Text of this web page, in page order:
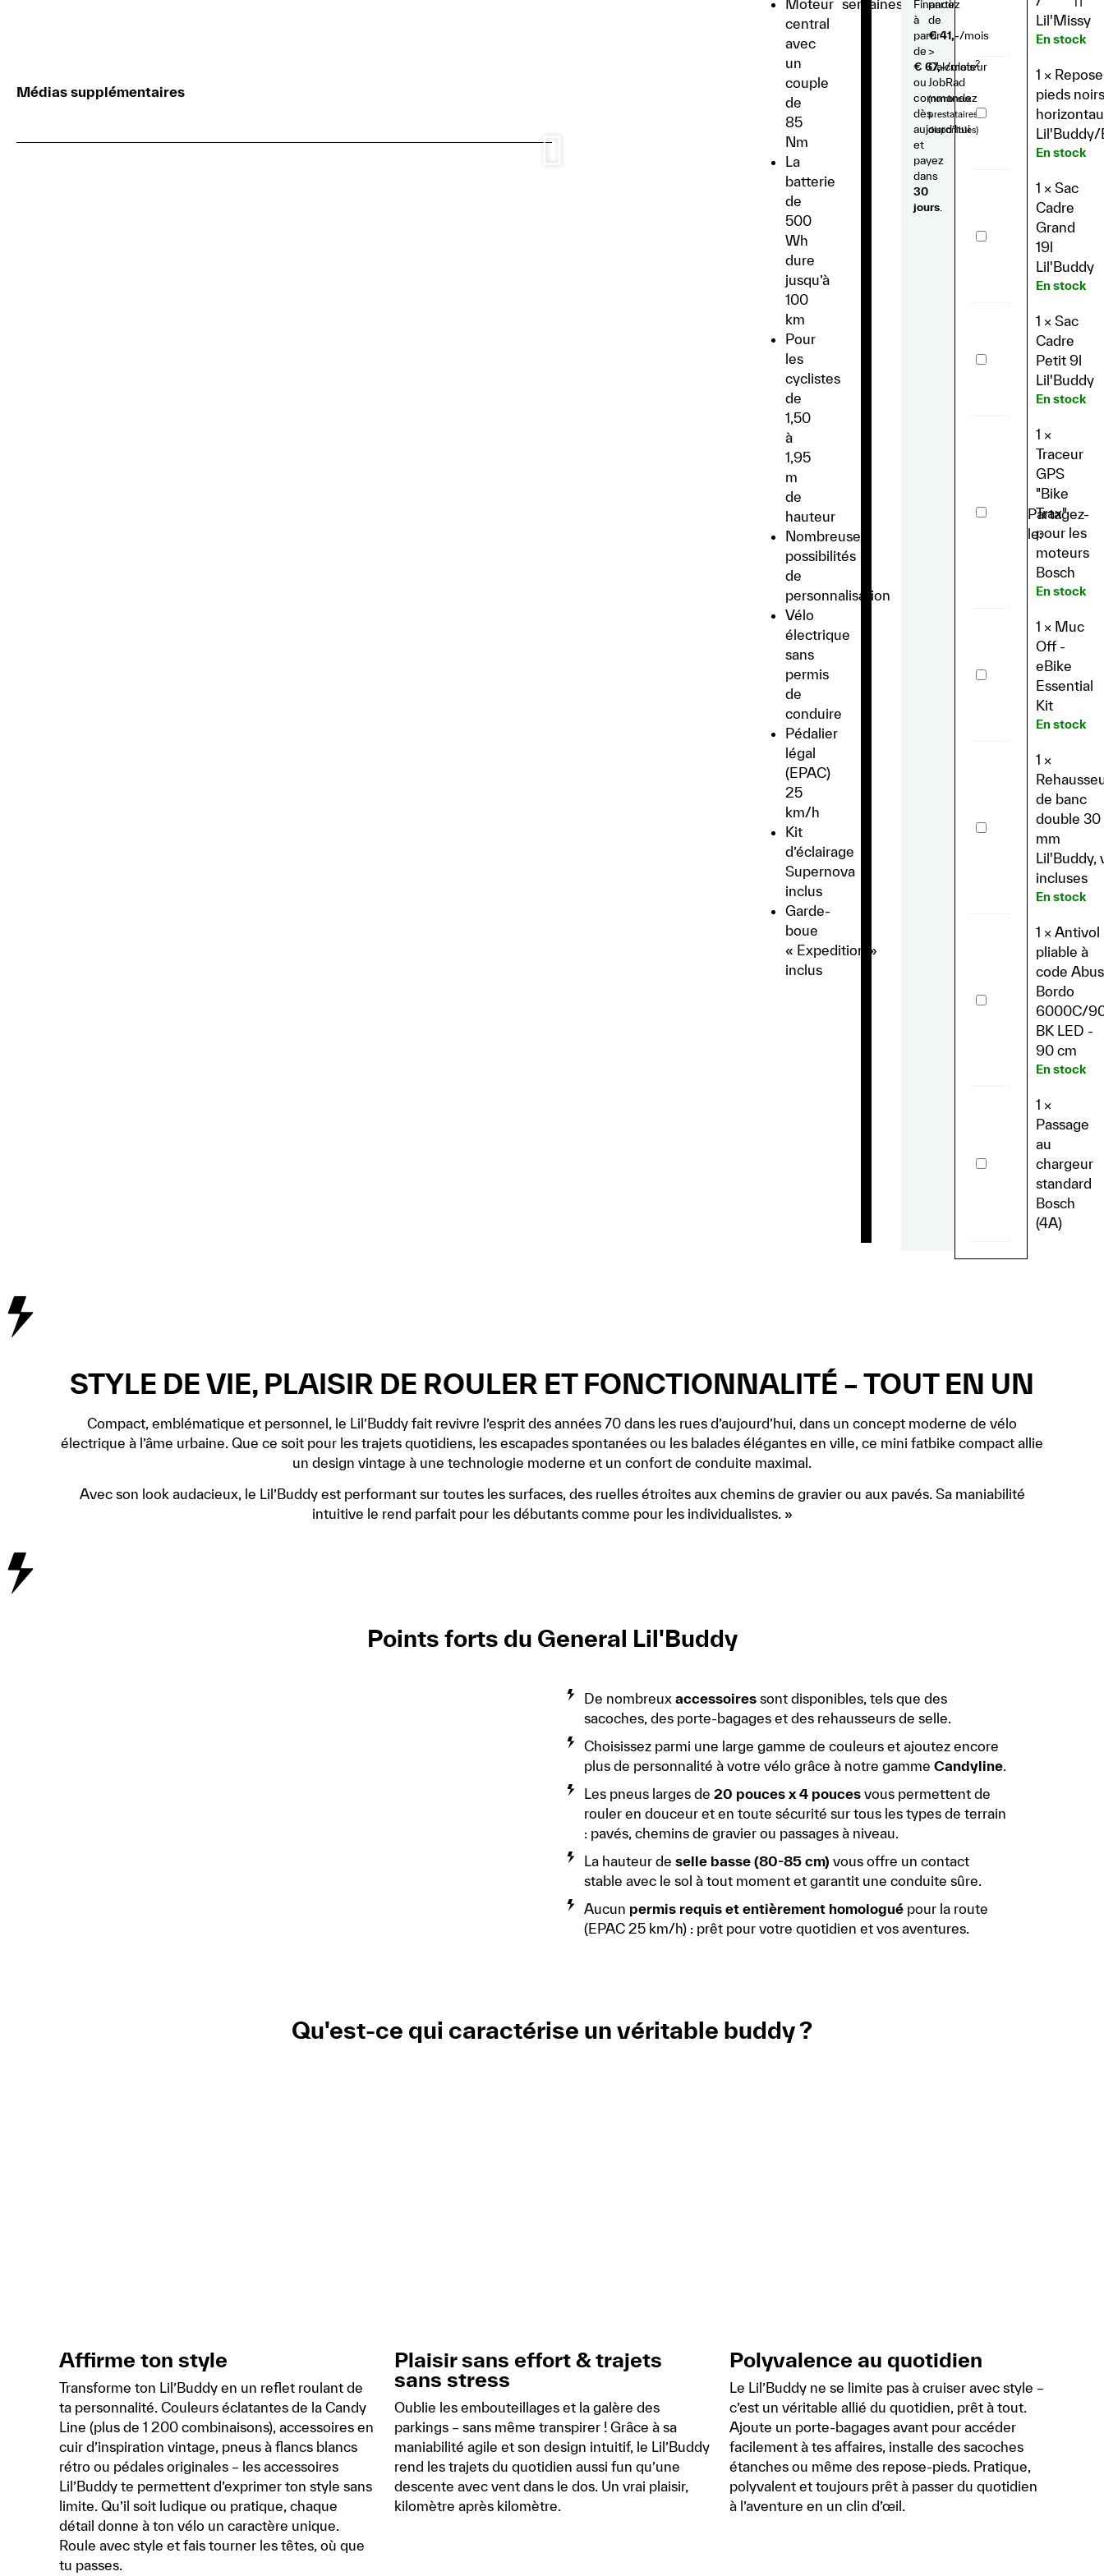
Médias supplémentaires
Moteur
central
avec
un
couple
de
85
Nm
La
batterie
de
500
Wh
dure
jusqu’à
100
km
Pour
les
cyclistes
de
1,50
à
1,95
m
de
hauteur
Nombreuses
possibilités
de
personnalisation
Vélo
électrique
sans
permis
de
conduire
Pédalier
légal
(EPAC)
25
km/h
Kit
d’éclairage
Supernova
inclus
Garde-
boue
« Expedition »
inclus
semaines
Financez
à
partir
de
€ 67,-/mois2
ou
commandez
dès
aujourd’hui
et
payez
dans
30
jours
partir
de
€ 41,-/mois
>
Calculateur
JobRad
(nombreux
prestataires
disponibles)
Lil'Missy
Lil'Missy
En stock
Repose-
pieds
noirs
horizontaux
Lil'Buddy/Biggie
1 ×
pieds noirs
Lil'Buddy/
En stock
Sac
Cadre
1 × Sac
Cadre
Grand
19l
Lil'Buddy
En stock
Sac
Cadre
1 × Sac
Cadre
Petit 9l
Lil'Buddy
En stock
Traceur
GPS
1 ×
Traceur
GPS
"Bike
Trax"
pour les
moteurs
Bosch
En stock
Muc
Off
1 × Muc
Off -
eBike
Essential
Kit
En stock
Rehausseurs
de
vis
1 ×
de banc
double 30
mm
Lil'Buddy,
incluses
En stock
Antivol
pliable
6000C/90
BK
1 × Antivol
pliable à
code Abus
Bordo
6000C/
BK LED -
90 cm
En stock
Passage
au
1 ×
Passage
au
chargeur
standard
Bosch
(4A)
Partagez-
le:
STYLE DE VIE, PLAISIR DE ROULER ET FONCTIONNALITÉ – TOUT EN UN
Compact, emblématique et personnel, le Lil’Buddy fait revivre l’esprit des années 70 dans les rues d’aujourd’hui, dans un concept moderne de vélo
électrique à l’âme urbaine. Que ce soit pour les trajets quotidiens, les escapades spontanées ou les balades élégantes en ville, ce mini fatbike compact allie
un design vintage à une technologie moderne et un confort de conduite maximal.
Avec son look audacieux, le Lil’Buddy est performant sur toutes les surfaces, des ruelles étroites aux chemins de gravier ou aux pavés. Sa maniabilité
intuitive le rend parfait pour les débutants comme pour les individualistes. »
Points forts du General Lil'Buddy
De nombreux accessoiressont disponibles, tels que des
sacoches, des porte-bagages et des rehausseurs de selle.
Choisissez parmi une large gamme de couleurs et ajoutez encore
plus de personnalité à votre vélo grâce à notre gamme Candyline.
Les pneus larges de 20 pouces x 4 poucesvous permettent de
rouler en douceur et en toute sécurité sur tous les types de terrain
: pavés, chemins de gravier ou passages à niveau.
La hauteur de selle basse (80-85 cm) vous offre un contact
stable avec le sol à tout moment et garantit une conduite sûre.
Aucun permis requis et entièrement homologuépour la route
(EPAC 25 km/h) : prêt pour votre quotidien et vos aventures.
Qu'est-ce qui caractérise un véritable buddy ?
Affirme ton style
Transforme ton Lil’Buddy en un reflet roulant de
ta personnalité. Couleurs éclatantes de la Candy
Line (plus de 1 200 combinaisons), accessoires en
cuir d’inspiration vintage, pneus à flancs blancs
rétro ou pédales originales – les accessoires
Lil’Buddy te permettent d’exprimer ton style sans
limite. Qu’il soit ludique ou pratique, chaque
détail donne à ton vélo un caractère unique.
Roule avec style et fais tourner les têtes, où que
tu passes.
Plaisir sans effort & trajets
sans stress
Oublie les embouteillages et la galère des
parkings – sans même transpirer ! Grâce à sa
maniabilité agile et son design intuitif, le Lil’Buddy
rend les trajets du quotidien aussi fun qu’une
descente avec vent dans le dos. Un vrai plaisir,
kilomètre après kilomètre.
Polyvalence au quotidien
Le Lil’Buddy ne se limite pas à cruiser avec style –
c’est un véritable allié du quotidien, prêt à tout.
Ajoute un porte-bagages avant pour accéder
facilement à tes affaires, installe des sacoches
étanches ou même des repose-pieds. Pratique,
polyvalent et toujours prêt à passer du quotidien
à l’aventure en un clin d’œil.